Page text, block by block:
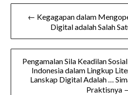
Navigasi
← Kegagapan dalam
Digital adalah Salah
Pengamalan Sila Keadilan
Indonesia dalam Lingkup
Lanskap Digital Adalah …
Praktisnya